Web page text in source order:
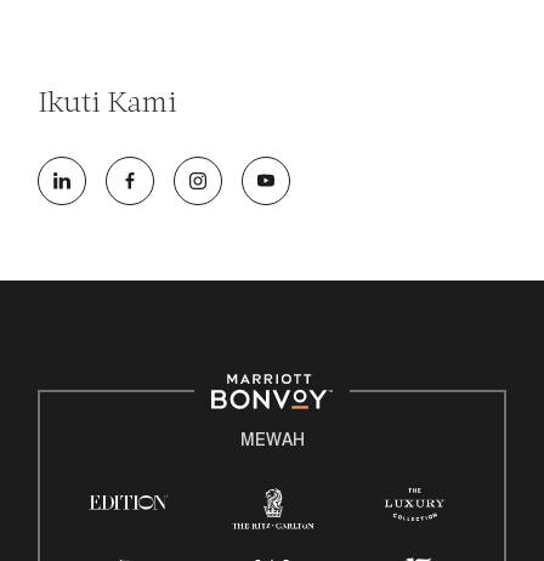
untuk informasi lebih lanjut (ini hanya untuk pekerjaan
Di Marriott International, kami berdedikasi untuk
menjadi pemberi kerja dengan peluang yang setara,
pengalaman rekanan kami. Kami berkomitmen
terhadap non-diskriminasi atas dasar apa pun yang
dilindungi, termasuk disabilitas, status veteran, atau
Verifikasi E dalam Bahasa Inggris/Spanyol
Ikuti Kami
MEWAH